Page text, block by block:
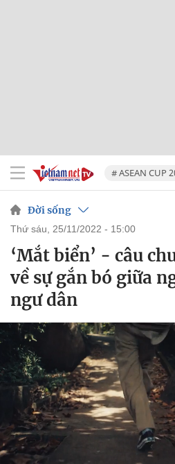
# ASEAN CUP
Đời sống
thứ sáu, 25/11/2022 - 15:00
‘Mắt biển’ - câu
về sự gắn bó giữa
ngư dân